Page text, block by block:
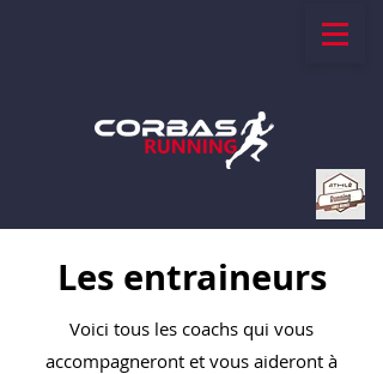
Les entraineurs
Voici tous les coachs qui vous
accompagneront et vous aideront à